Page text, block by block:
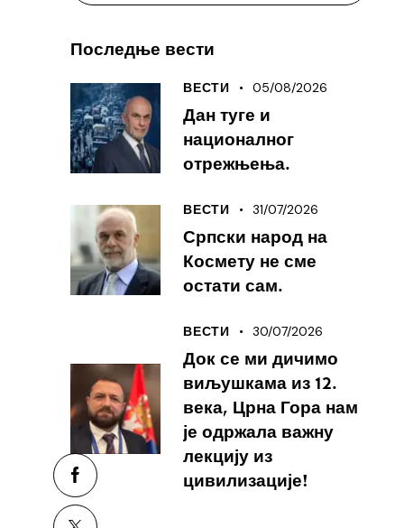
Последње вести
ВЕСТИ 05/08/2026
Дан туге и
националног
отрежњења.
ВЕСТИ 31/07/2026
Српски народ на
Космету не сме
остати сам.
ВЕСТИ 30/07/2026
Док се ми дичимо
виљушкама из 12.
века, Црна Гора нам
је одржала важну
лекцију из
цивилизације!